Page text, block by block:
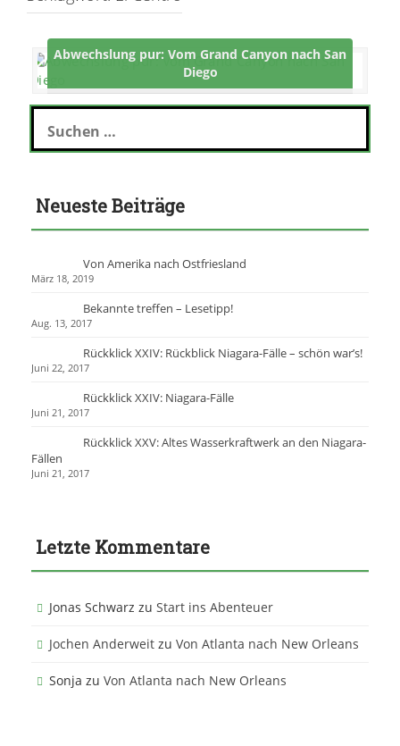
Abwechslung pur: Vom Grand Canyon nach San
Diego
c
n
h
Neueste Beiträge
Von Amerika nach Ostfriesland
März 18, 2019
Bekannte treffen – Lesetipp!
Aug. 13, 2017
Rückklick XXIV: Rückblick Niagara-Fälle – schön war’s!
Juni 22, 2017
Rückklick XXIV: Niagara-Fälle
Juni 21, 2017
Rückklick XXV: Altes Wasserkraftwerk an den Niagara-
Fällen
Juni 21, 2017
Letzte Kommentare
Jonas Schwarz zu Start ins Abenteuer
Jochen Anderweit zu Von Atlanta nach New Orleans
Sonja zu Von Atlanta nach New Orleans